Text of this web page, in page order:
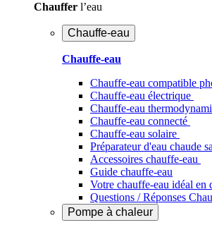
Chauffer l’eau
Chauffe-eau
Chauffe-eau
Chauffe-eau compatible
Chauffe-eau électrique
Chauffe-eau
Chauffe-eau connecté
Chauffe-eau solaire
Préparateur d'eau chaude
Accessoires chauffe-eau
Guide chauffe-eau
Votre chauffe-eau idéal en
Questions / Réponses
Pompe à chaleur